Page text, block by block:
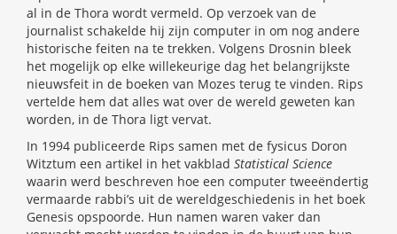
al in de Thora wordt vermeld. Op verzoek van de
journalist schakelde hij zijn computer in om nog andere
historische feiten na te trekken. Volgens Drosnin bleek
het mogelijk op elke willekeurige dag het belangrijkste
nieuwsfeit in de boeken van Mozes terug te vinden. Rips
vertelde hem dat alles wat over de wereld geweten kan
worden, in de Thora ligt vervat.
In 1994 publiceerde Rips samen met de fysicus Doron
Witztum een artikel in het vakblad Statistical Science
waarin werd beschreven hoe een computer tweeëndertig
vermaarde rabbi’s uit de wereldgeschiedenis in het boek
Genesis opspoorde. Hun namen waren vaker dan